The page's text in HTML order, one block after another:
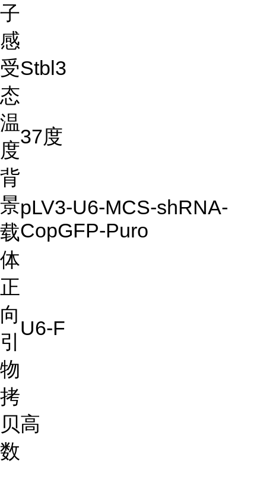
子
感
受
态
Stbl3
温
度
37度
背
景
载
体
pLV3-U6-MCS-shRNA-
CopGFP-Puro
正
向
引
物
U6-F
拷
贝
数
高